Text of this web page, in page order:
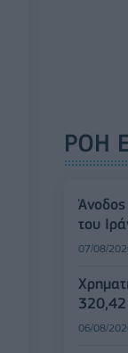
ΡΟΗ
Άνοδος
του
07/08/
320,42
06/08/